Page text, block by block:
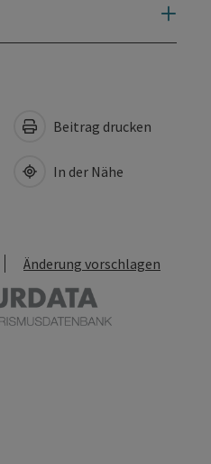
Beitrag drucken
In der Nähe
Änderung vorschlagen